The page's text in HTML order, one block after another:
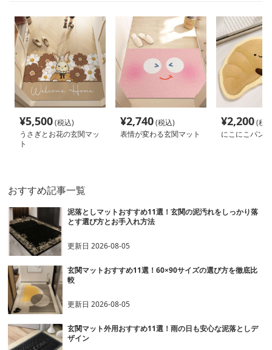
¥5,500(税込)
うさぎとお花の玄関マッ
ト
¥2,740(税込)
表情が変わる玄関マット
¥2,200(税
にこにこパン
おすすめ記事一覧
泥落としマットおすすめ11選！玄関の泥汚れをしっかり落
とす選び方とお手入れ方法
更新日2026-08-05
玄関マットおすすめ11選！60×90サイズの選び方を徹底比
較
更新日2026-08-05
玄関マット外用おすすめ11選！雨の日も安心な泥落としデ
ザイン